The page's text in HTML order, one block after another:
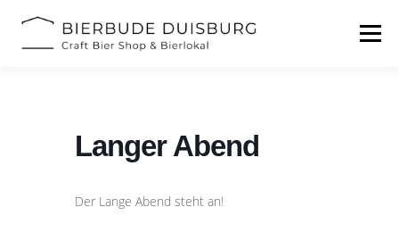
Inhalt
Menü
Langer Abend
Der Lange Abend steht an!